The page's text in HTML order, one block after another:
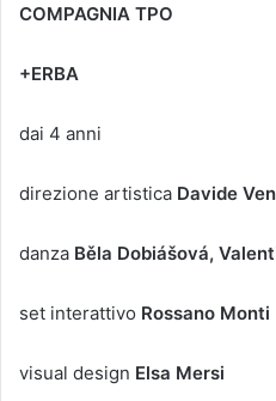
COMPAGNIA TPO
+ERBA
dai 4 anni
direzione artistica Davide
danza Běla Dobiášová,
set interattivo Rossano Monti
visual design Elsa Mersi